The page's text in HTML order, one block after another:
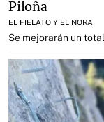
Piloña
EL FIELATO Y EL NORA
Se mejorarán un